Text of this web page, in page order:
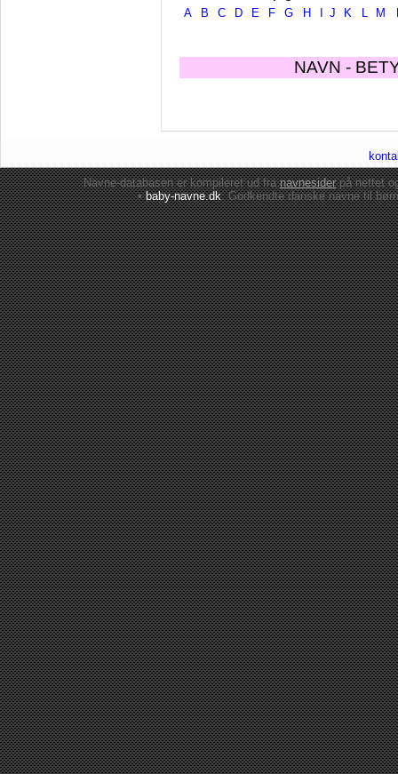
A B C D E F G H J K L M
NAVN -
Navne-databasen er kompileret ud franavnesiderpå nettet
•baby-navne.dk: Godkendte danskenavne til børn